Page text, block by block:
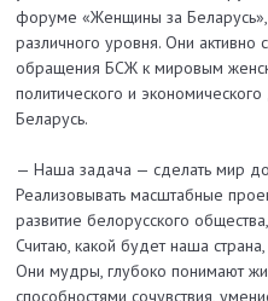
форуме «Женщины за
различного уровня. Они
обращения БСЖ к мировым
политического и
Беларусь.
— Наша задача — сделать мир
Реализовывать масштабные
развитие белорусского
Считаю, какой будет наша
Они мудры, глубоко понимают